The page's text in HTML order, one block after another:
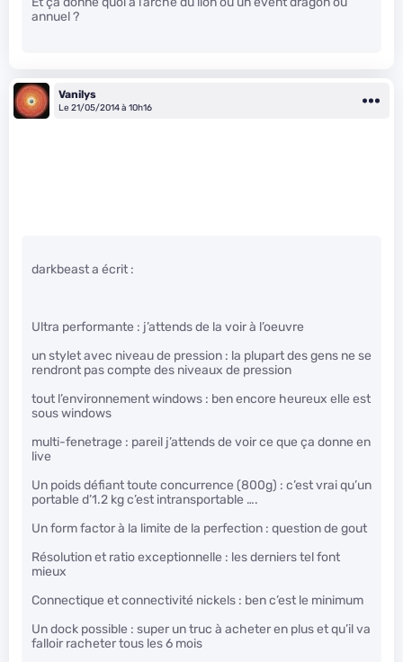
annuel ?
Vanilys
Le 21/05/2014 à 10h16
darkbeast a écrit :
Ultra performante : j’attends de la voir à l’oeuvre
un stylet avec niveau de pression : la plupart des gens ne se
rendront pas compte des niveaux de pression
tout l’environnement windows : ben encore heureux elle est
sous windows
multi-fenetrage : pareil j’attends de voir ce que ça donne en
live
Un poids défiant toute concurrence (800g) : c’est vrai qu’un
portable d’1.2 kg c’est intransportable ….
Un form factor à la limite de la perfection : question de gout
Résolution et ratio exceptionnelle : les derniers tel font
mieux
Connectique et connectivité nickels : ben c’est le minimum
Un dock possible : super un truc à acheter en plus et qu’il va
falloir racheter tous les 6 mois